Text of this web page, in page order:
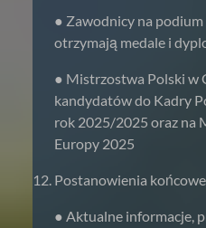
● Zawodnicy na podium
otrzymają medale i
● Mistrzostwa Polski w
kandydatów do Kadry
rok 2025/2025 oraz na
Europy 2025
Postanowienia końcowe
● Aktualne informacje,